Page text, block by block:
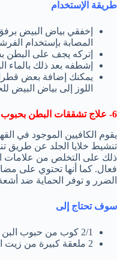
طريقة الإستخدام
إخفقي بياض البيض
المصابة بإستخدام
إتركه يجف على البطن
إشطفه بعد ذلك بالماء
يمكنك إضافة بعض
اللوز إلى بياض البيض
6- علاج تشققات البطن بحبوب البن
يقوم الكافيين الموجود في
تنشيط خلايا الجلد عن طريق
ذلك على التخلص من علامات
فعال. كما أنها تحتوي على
الضرر و توفر الحماية ضد
سوف تحتاج إلى
2/1 كوب من حبوب البن المطحونة.
2 ملعقة كبيرة من زيت الزيتون أو زيت جوز الهند.